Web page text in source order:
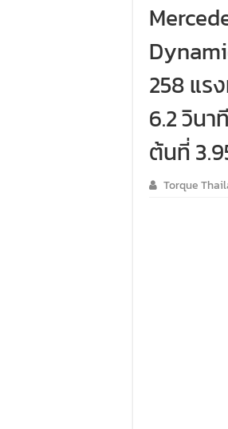
ทริปแอ่วเหนือ
ขับ “NEW!
ขับ ฟอร์ด เรน
258 แร
6.2 วินา
ต้นที่
Torque